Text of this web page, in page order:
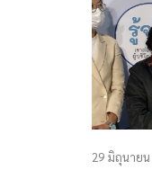
29 มิถุนายน